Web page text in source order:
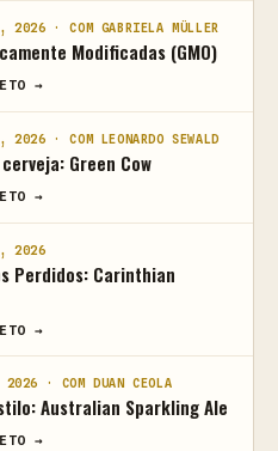
2026 · COM GABRIELA MÜLLER
Modificadas (GMO)
→
2026 · COM LEONARDO SEWALD
Green Cow
→
2026
Perdidos: Carinthian
→
· COM DUAN CEOLA
Australian Sparkling Ale
→